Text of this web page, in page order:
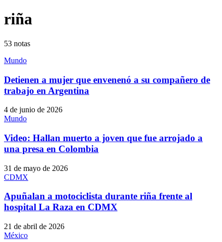
riña
53 notas
Mundo
Detienen a mujer que envenenó a su compañero de
trabajo en Argentina
4 de junio de 2026
Mundo
Video: Hallan muerto a joven que fue arrojado a
una presa en Colombia
31 de mayo de 2026
CDMX
Apuñalan a motociclista durante riña frente al
hospital La Raza en CDMX
21 de abril de 2026
México